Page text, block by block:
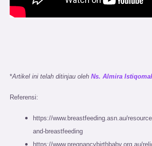
*Artikel ini telah ditinjau oleh Ns. Almira
Referensi:
https://www.breastfeeding.asn.au/
and-breastfeeding
https://www.pregnancybirthbaby.org.au/